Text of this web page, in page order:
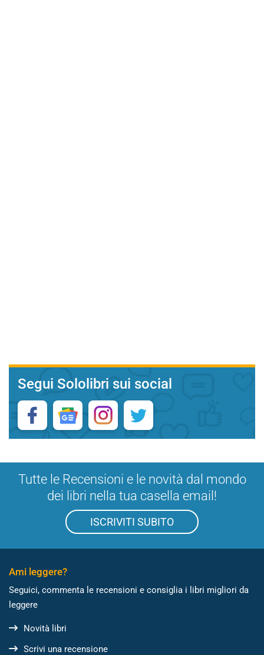
Segui Sololibri sui social
Tutte le Recensioni e le novità dal mondo
dei libri nella tua casella email!
ISCRIVITI SUBITO
Ami leggere?
Seguici, commenta le recensioni e consiglia i libri migliori da
leggere
Novità libri
Scrivi una recensione